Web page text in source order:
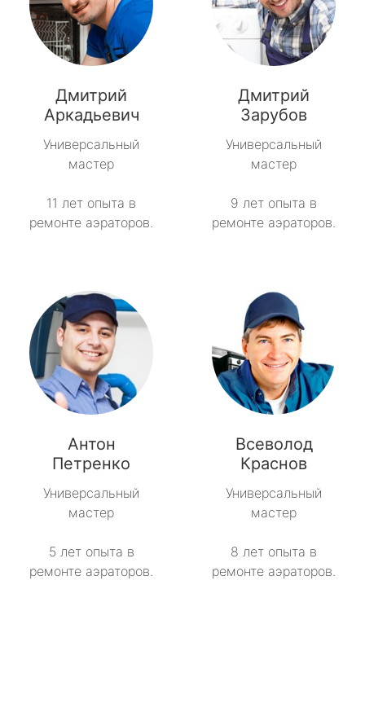
Дмитрий
Аркадьевич
Универсальный
мастер
11 лет опыта в
ремонте аэраторов.
Дмитрий
Зарубов
Универсальный
мастер
9 лет опыта в
ремонте аэраторов.
Антон
Петренко
Универсальный
мастер
5 лет опыта в
ремонте аэраторов.
Всеволод
Краснов
Универсальный
мастер
8 лет опыта в
ремонте аэраторов.